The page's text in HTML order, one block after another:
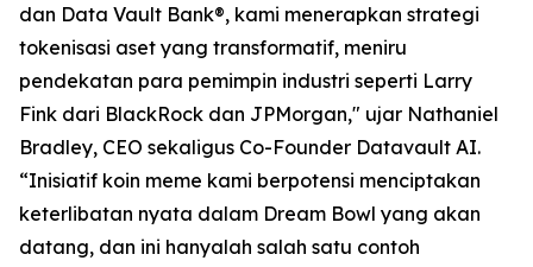
dan Data Vault Bank®, kami menerapkan strategi
tokenisasi aset yang transformatif, meniru
pendekatan para pemimpin industri seperti Larry
Fink dari BlackRock dan JPMorgan," ujar Nathaniel
Bradley, CEO sekaligus Co-Founder Datavault AI.
“Inisiatif koin meme kami berpotensi menciptakan
keterlibatan nyata dalam Dream Bowl yang akan
datang, dan ini hanyalah salah satu contoh